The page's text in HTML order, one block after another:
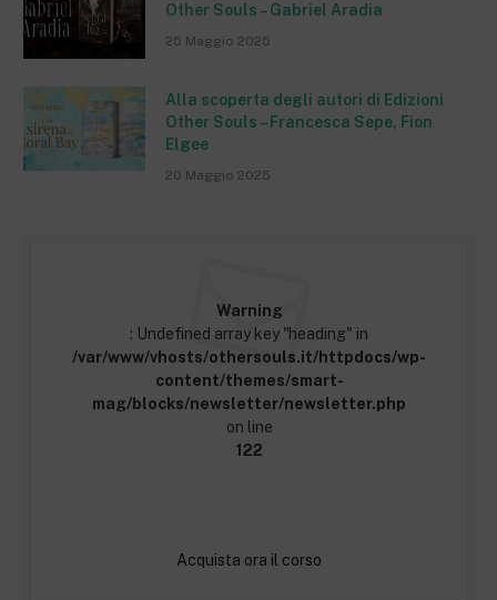
Other Souls – Gabriel Aradia
25 Maggio 2025
Alla scoperta degli autori di Edizioni
Other Souls – Francesca Sepe, Fion
Elgee
20 Maggio 2025
Warning
: Undefined array key "heading" in
/var/www/vhosts/othersouls.it/httpdocs/wp-
content/themes/smart-
mag/blocks/newsletter/newsletter.php
on line
122
Acquista ora il corso